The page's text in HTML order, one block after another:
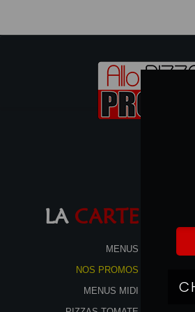
LA CARTE
MENUS
NOS PROMOS
MENUS MIDI